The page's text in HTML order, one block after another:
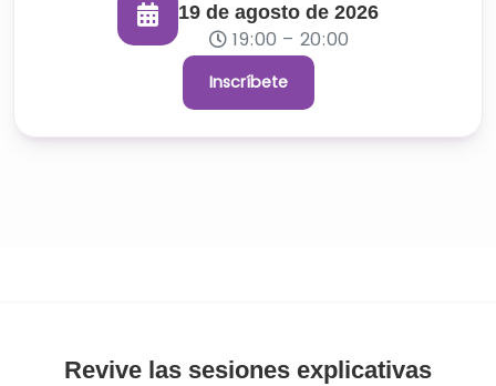
19 de agosto de 2026
19:00 – 20:00
Inscríbete
Revive las sesiones explicativas